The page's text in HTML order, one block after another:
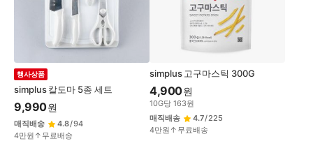
simplus 칼도마 5종 세트
행사상품
9,990원
매직배송 4.8/94
4만원↑무료배송
simplus 고구마스틱 300G
4,900원
10G당 163원
매직배송
4.7/225
4만원↑무료배송